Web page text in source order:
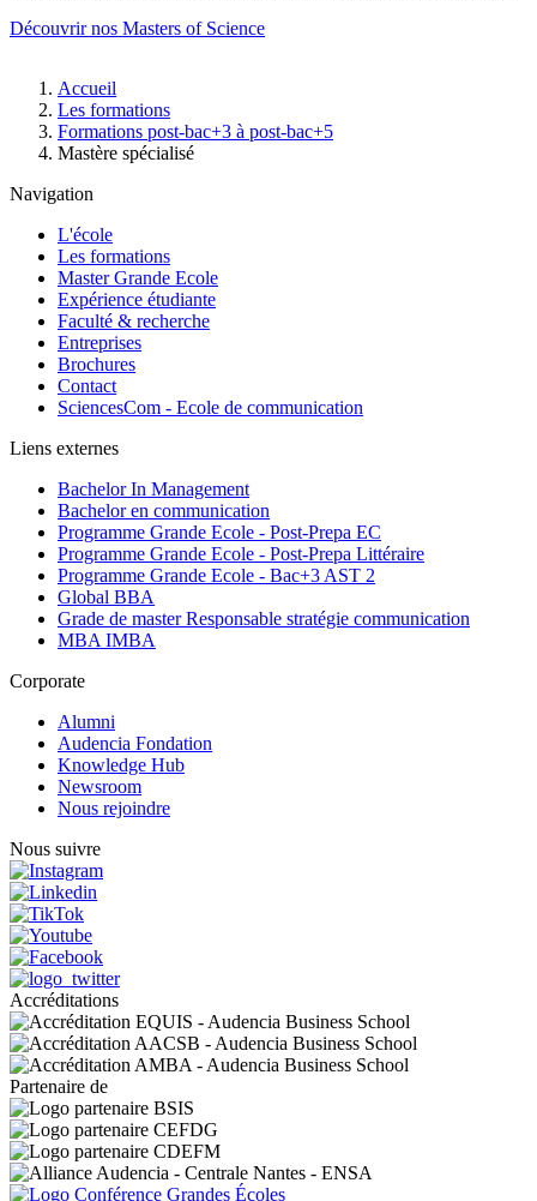
Découvrir nos Masters of Science
d'Ariane
Accueil
Les formations
Formations post-bac+3 à post-bac+5
Mastère spécialisé
Navigation
L'école
Les formations
Master Grande Ecole
Expérience étudiante
Faculté & recherche
Entreprises
Brochures
Contact
SciencesCom - Ecole de communication
Liens externes
Bachelor In Management
Bachelor en communication
Programme Grande Ecole - Post-Prepa EC
Programme Grande Ecole - Post-Prepa Littéraire
Programme Grande Ecole - Bac+3 AST 2
Global BBA
Grade de master Responsable stratégie communication
MBA IMBA
Corporate
Alumni
Audencia Fondation
Knowledge Hub
Newsroom
Nous rejoindre
Nous suivre
Accréditations
Partenaire de